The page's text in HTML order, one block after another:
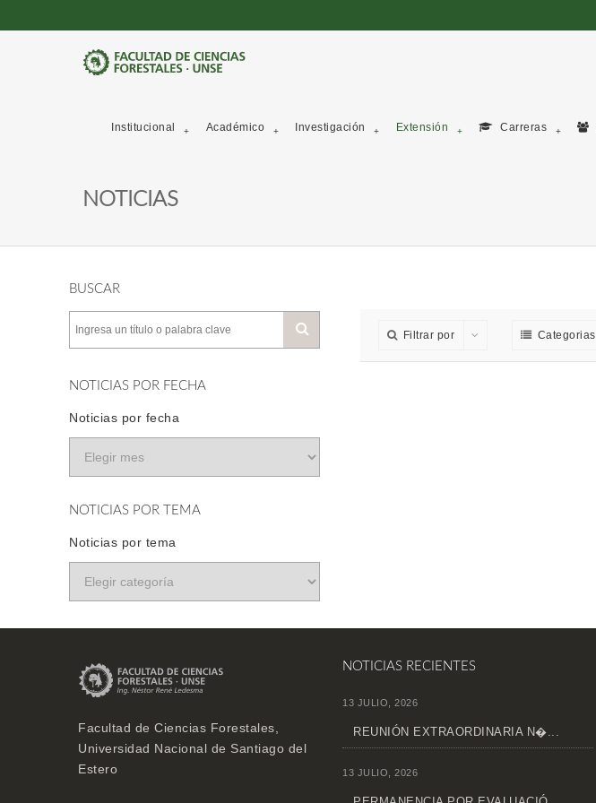
Institucional Académico Investigación Extensión Carreras
NOTICIAS
BUSCAR
NOTICIAS POR FECHA
Noticias por fecha
NOTICIAS POR TEMA
Noticias por tema
Filtrar por Categorias
Facultad de Ciencias Forestales,
Universidad Nacional de Santiago del
Estero
NOTICIAS RECIENTES
13 JULIO, 2026
REUNIÓN EXTRAORDINARIA N�...
13 JULIO, 2026